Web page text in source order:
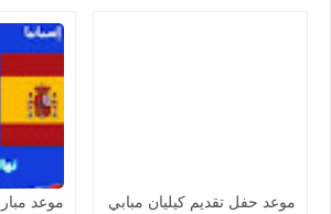
موعد حفل تقديم كيليان مبابي
موعد